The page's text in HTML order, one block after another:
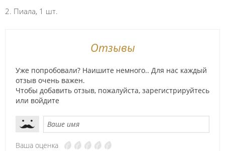
2. Пиала, 1 шт.
Отзывы
Уже попробовали? Наишите немного.. Для нас каждый
отзыв очень важен.
Чтобы добавить отзыв, пожалуйста, зарегистрируйтесь
или войдите
Ваша оценка